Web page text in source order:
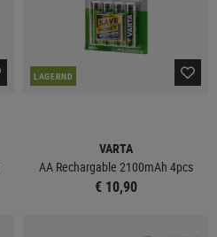
LAGERND
VARTA
AA Rechargable 2100mAh 4pcs
€ 10,90